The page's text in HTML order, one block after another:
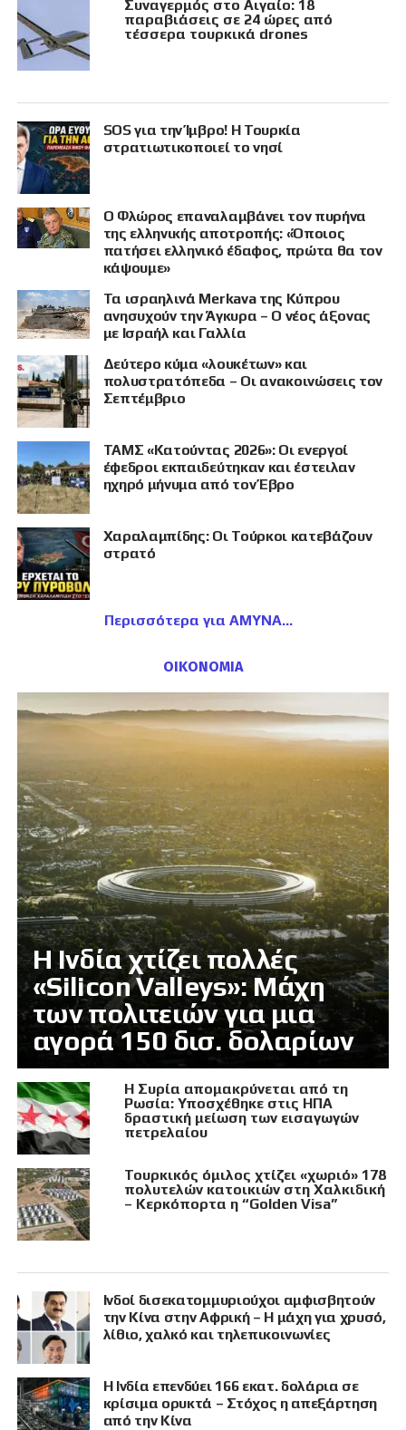
Συναγερμός στο Αιγαίο: 18
παραβιάσεις σε 24 ώρες από
τέσσερα τουρκικά drones
SOS για την Ίμβρο! Η Τουρκία
στρατιωτικοποιεί το νησί
Ο Φλώρος επαναλαμβάνει τον πυρήνα
της ελληνικής αποτροπής: «Όποιος
πατήσει ελληνικό έδαφος, πρώτα θα τον
κάψουμε»
Τα ισραηλινά Merkava της Κύπρου
ανησυχούν την Άγκυρα – Ο νέος άξονας
με Ισραήλ και Γαλλία
Δεύτερο κύμα «λουκέτων» και
πολυστρατόπεδα – Οι ανακοινώσεις τον
Σεπτέμβριο
ΤΑΜΣ «Κατούντας 2026»: Οι ενεργοί
έφεδροι εκπαιδεύτηκαν και έστειλαν
ηχηρό μήνυμα από τον Έβρο
Χαραλαμπίδης: Οι Τούρκοι κατεβάζουν
στρατό
Περισσότερα για ΑΜΥΝΑ
ΟΙΚΟΝΟΜΙΑ
Η Ινδία χτίζει πολλές
«Silicon Valleys»: Μάχη
των πολιτειών για μια
αγορά 150 δισ. δολαρίων
Η Συρία απομακρύνεται από τη
Ρωσία: Υποσχέθηκε στις ΗΠΑ
δραστική μείωση των εισαγωγών
πετρελαίου
Τουρκικός όμιλος χτίζει «χωριό» 178
πολυτελών κατοικιών στη Χαλκιδική
– Κερκόπορτα η “Golden Visa”
Ινδοί δισεκατομμυριούχοι αμφισβητούν
την Κίνα στην Αφρική – Η μάχη για χρυσό,
λίθιο, χαλκό και τηλεπικοινωνίες
Η Ινδία επενδύει 166 εκατ. δολάρια σε
κρίσιμα ορυκτά – Στόχος η απεξάρτηση
από την Κίνα